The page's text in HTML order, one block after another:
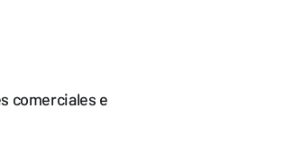
comerciales e